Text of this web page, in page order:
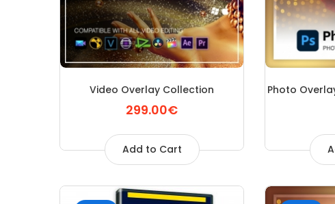
Video Overlay Collection
299.00€
Add to Cart
Photo